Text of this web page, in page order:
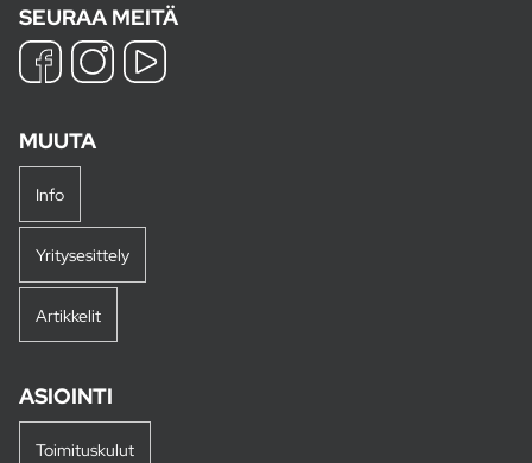
SEURAA MEITÄ
MUUTA
Info
Yritysesittely
Artikkelit
ASIOINTI
Toimituskulut